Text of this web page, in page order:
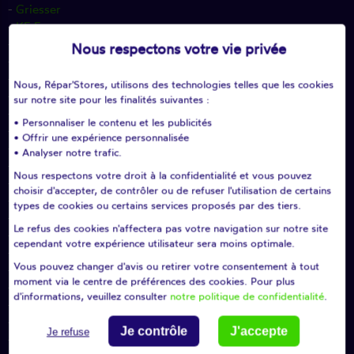
- Griesser
-KE France
-Simu
-Zurfluh-Feller
Dickson
-Franciaflex
-STI
-Sun&Lux
-Filtersun
-StoriPro
-Geiger
-Albigès
-Matest
Calamuso
Nous respectons votre vie privée
Nous, Répar'Stores, utilisons des technologies telles que les cookies
sur notre site pour les finalités suivantes :
• Personnaliser le contenu et les publicités
• Offrir une expérience personnalisée
• Analyser notre trafic.
Nous respectons votre droit à la confidentialité et vous pouvez
choisir d'accepter, de contrôler ou de refuser l'utilisation de certains
types de cookies ou certains services proposés par des tiers.
Le refus des cookies n'affectera pas votre navigation sur notre site
cependant votre expérience utilisateur sera moins optimale.
Vous pouvez changer d'avis ou retirer votre consentement à tout
moment via le centre de préférences des cookies. Pour plus
d'informations, veuillez consulter notre politique de confidentialité.
Je refuse Je contrôle J'accepte